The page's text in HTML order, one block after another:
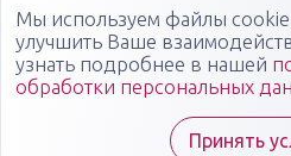
Организация научно-
мероприятий различного
конференций, симпозиумов,
очных, онлайн- и смешанных
Специалисты "Медикал Сити
Мы используем файлы
улучшить Ваше
узнать подробнее в нашей
обработки персональных
Принять